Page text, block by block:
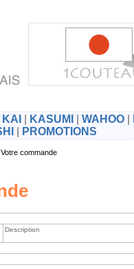
KAI KASUMI WAHOO|
PROMOTIONS
Votre commande
Description